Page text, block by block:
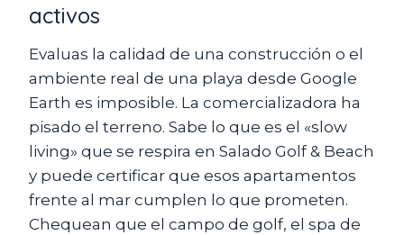
activos
Evaluas la calidad de una construcción o el
ambiente real de una playa desde Google
Earth es imposible. La comercializadora ha
pisado el terreno. Sabe lo que es el «slow
living» que se respira en Salado Golf & Beach
y puede certificar que esos apartamentos
frente al mar cumplen lo que prometen.
Chequean que el campo de golf, el spa de